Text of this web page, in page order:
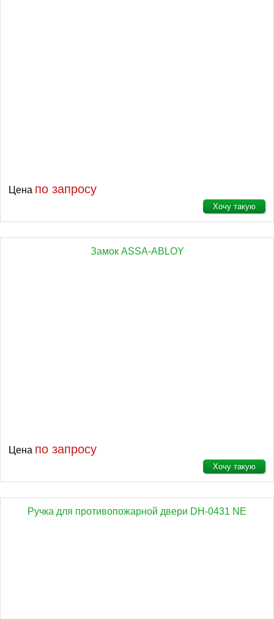
Цена по запросу
Хочу такую
Замок ASSA-ABLOY
Цена по запросу
Хочу такую
Ручка для противопожарной двери DH-0431 NE